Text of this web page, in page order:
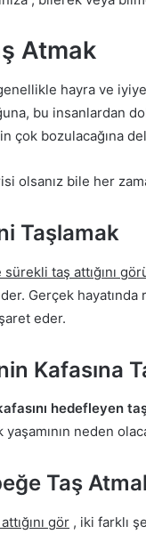
Atmak
hayra ve
bu insanlardan
çok bozulacağına
olsanız bile her
Taşlamak
taş attığını
Gerçek
eder.
Kafasına
hedefleyen taş
yaşamının neden
Taş
gör , iki farklı